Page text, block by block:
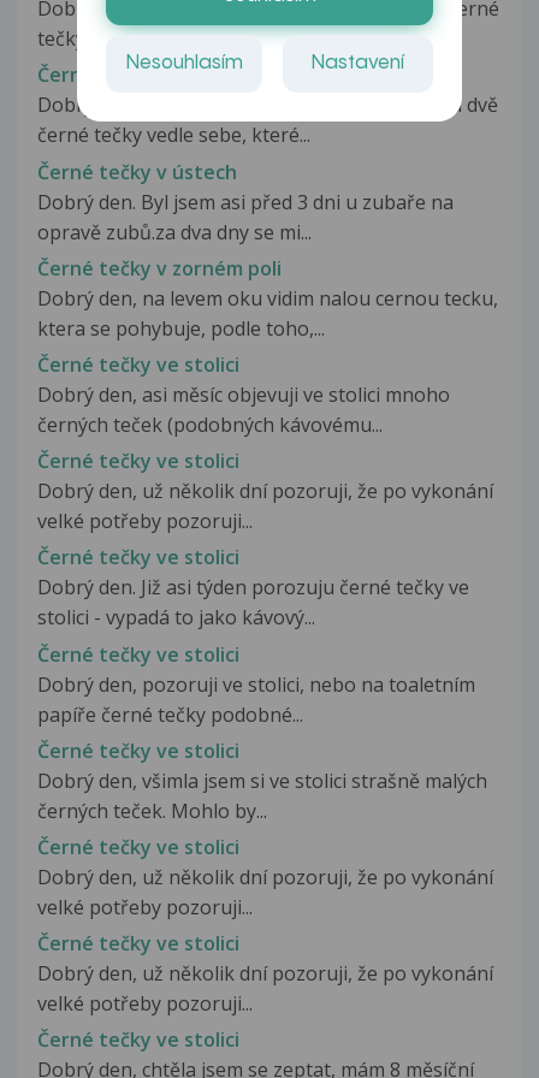
Dobrý den,už asi ca 3 roky,mám v obou očích černé
tečky.Když se například podívám...
Černé tečky v pupíku
Dobrý den, už od mala jsem měla vždy v pupíku dvě
černé tečky vedle sebe, které...
Černé tečky v ústech
Dobrý den. Byl jsem asi před 3 dni u zubaře na
opravě zubů.za dva dny se mi...
Černé tečky v zorném poli
Dobrý den, na levem oku vidim nalou cernou tecku,
ktera se pohybuje, podle toho,...
Černé tečky ve stolici
Dobrý den, asi měsíc objevuji ve stolici mnoho
černých teček (podobných kávovému...
Černé tečky ve stolici
Dobrý den, už několik dní pozoruji, že po vykonání
velké potřeby pozoruji...
Černé tečky ve stolici
Dobrý den. Již asi týden porozuju černé tečky ve
stolici - vypadá to jako kávový...
Černé tečky ve stolici
Dobrý den, pozoruji ve stolici, nebo na toaletním
papíře černé tečky podobné...
Černé tečky ve stolici
Dobrý den, všimla jsem si ve stolici strašně malých
černých teček. Mohlo by...
Černé tečky ve stolici
Dobrý den, už několik dní pozoruji, že po vykonání
velké potřeby pozoruji...
Černé tečky ve stolici
Dobrý den, už několik dní pozoruji, že po vykonání
velké potřeby pozoruji...
Černé tečky ve stolici
Dobrý den, chtěla jsem se zeptat, mám 8 měsíční
Nesouhlasím Nastavení